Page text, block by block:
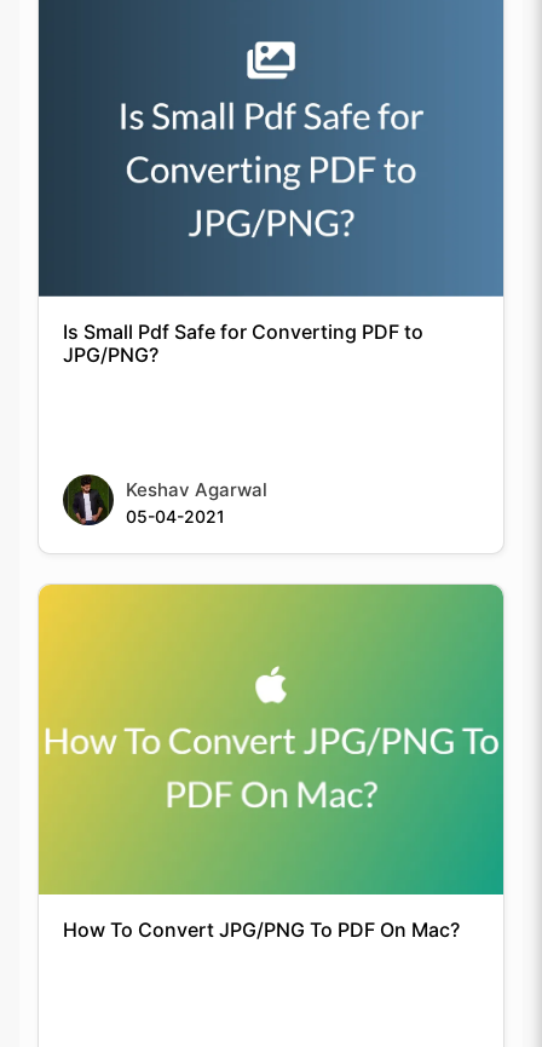
Is Small Pdf Safe for Converting PDF to
JPG/PNG?
Keshav Agarwal
05-04-2021
How To Convert JPG/PNG To PDF On Mac?